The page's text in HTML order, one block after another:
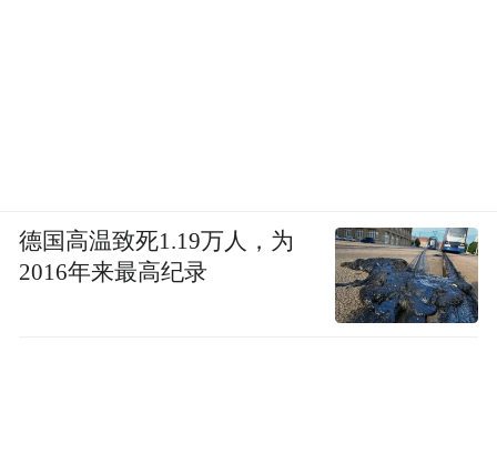
德国高温致死1.19万人，为
2016年来最高纪录